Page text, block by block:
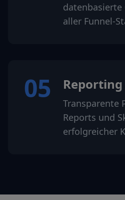
aller Funnel-
05 Reporting
Transparente
Reports und
erfolgreicher